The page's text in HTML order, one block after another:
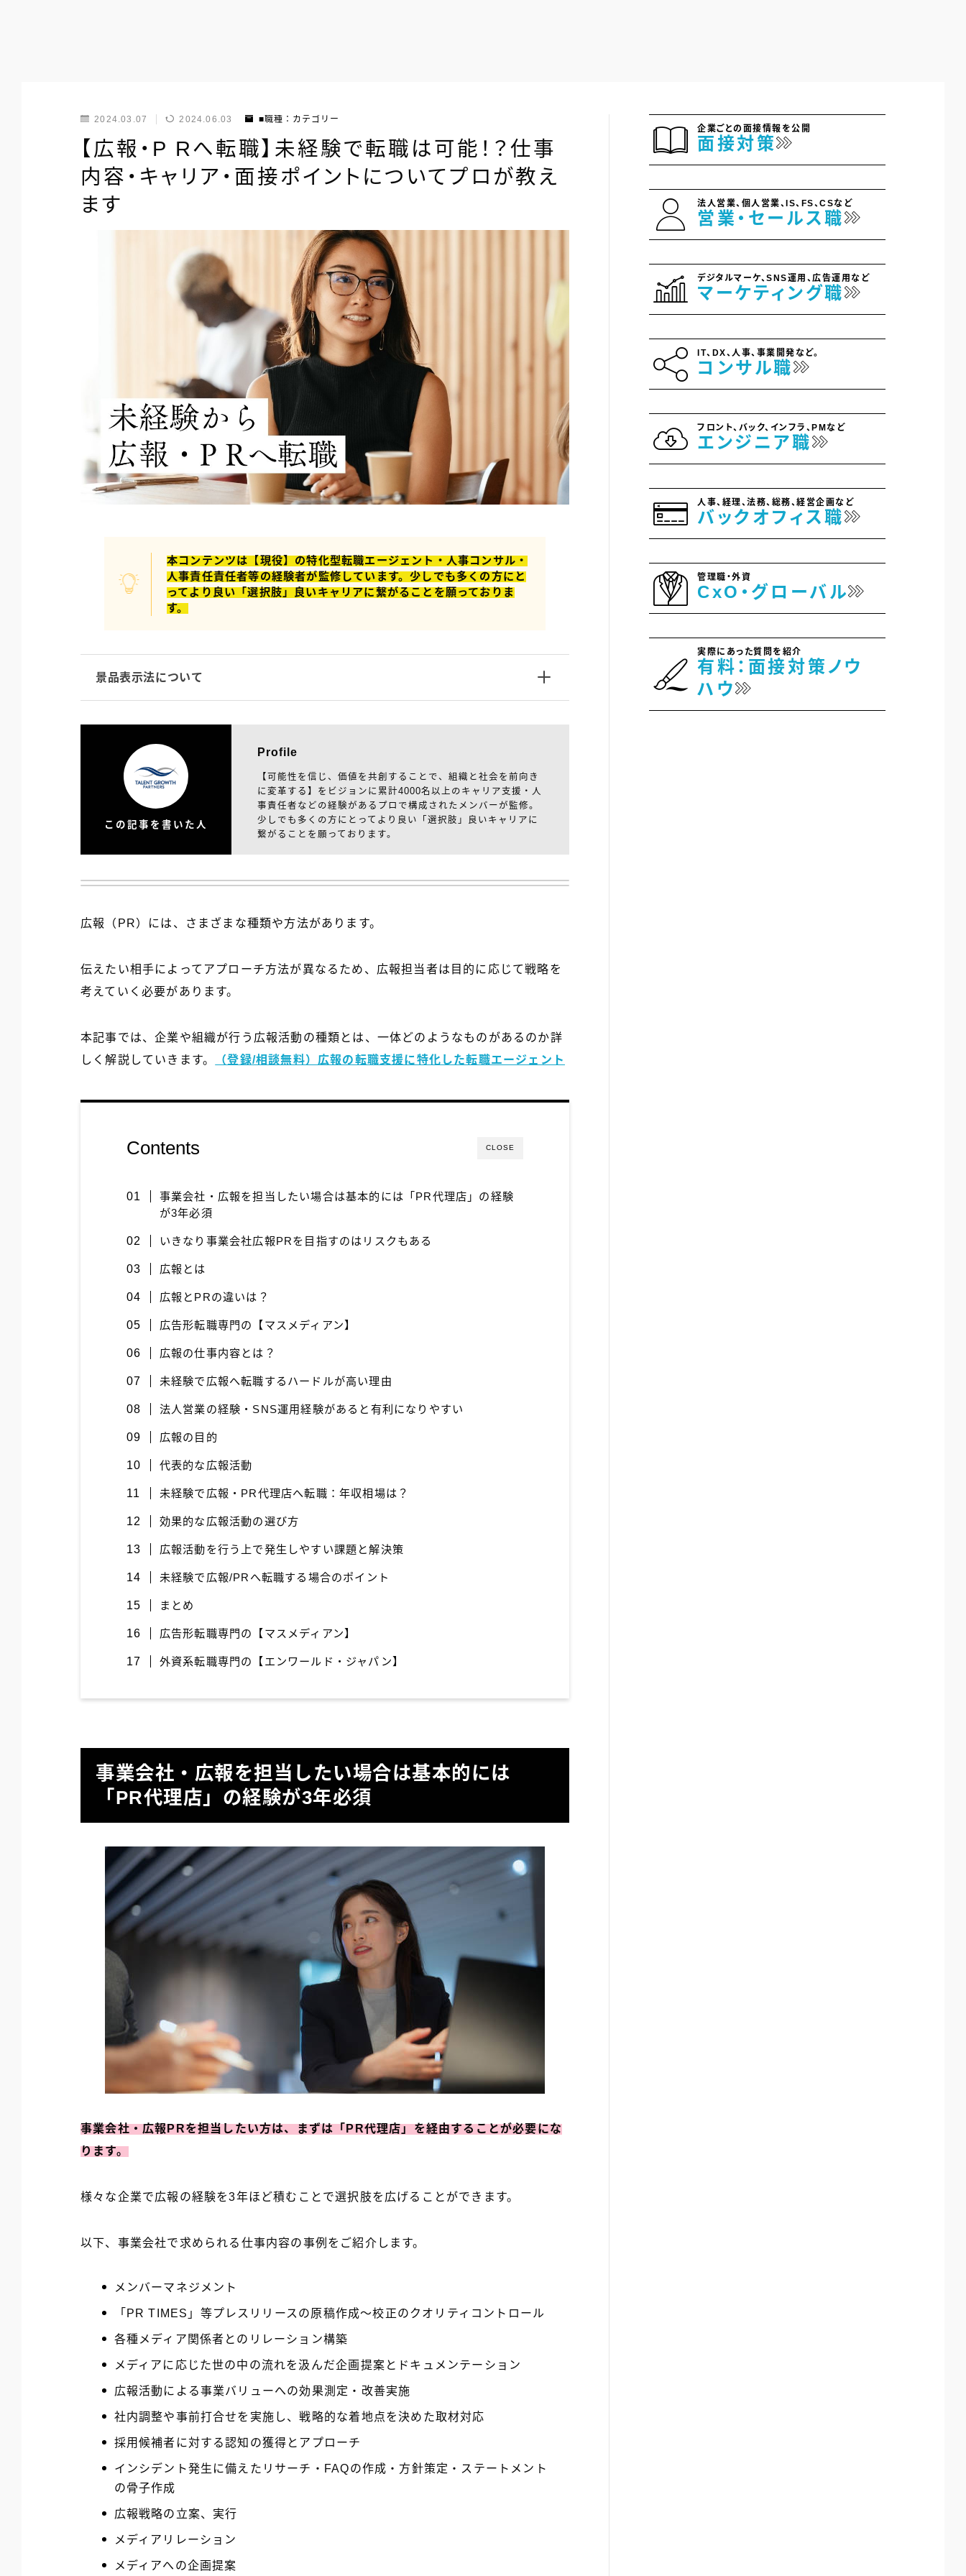
2024.03.07 2024.06.03 ■職種：カテゴリー
【広報・P Rへ転職】未経験で転職は可能！？仕事
内容・キャリア・面接ポイントについてプロが教え
ます
本コンテンツは【現役】の特化型転職エージェント・人事コンサル・
人事責任責任者等の経験者が監修しています。少しでも多くの方にと
ってより良い「選択肢」良いキャリアに繋がることを願っておりま
す。
景品表示法について
この記事を書いた人
Profile
【可能性を信じ、価値を共創することで、組織と社会を前向き
に変革する】をビジョンに累計4000名以上のキャリア支援・人
事責任者などの経験があるプロで構成されたメンバーが監修。
少しでも多くの方にとってより良い「選択肢」良いキャリアに
繋がることを願っております。
広報（PR）には、さまざまな種類や方法があります。
伝えたい相手によってアプローチ方法が異なるため、広報担当者は目的に応じて戦略を
考えていく必要があります。
本記事では、企業や組織が行う広報活動の種類とは、一体どのようなものがあるのか詳
しく解説していきます。
（登録/相談無料）広報の転職支援に特化した転職エージェント
CLOSE
Contents
事業会社・広報を担当したい場合は基本的には「PR代理店」の経験
が3年必須
いきなり事業会社広報PRを目指すのはリスクもある
広報とは
広報とPRの違いは？
広告形転職専門の【マスメディアン】
広報の仕事内容とは？
未経験で広報へ転職するハードルが高い理由
法人営業の経験・SNS運用経験があると有利になりやすい
広報の目的
代表的な広報活動
未経験で広報・PR代理店へ転職：年収相場は？
効果的な広報活動の選び方
広報活動を行う上で発生しやすい課題と解決策
未経験で広報/PRへ転職する場合のポイント
まとめ
広告形転職専門の【マスメディアン】
外資系転職専門の【エンワールド・ジャパン】
事業会社・広報を担当したい場合は基本的には
「PR代理店」の経験が3年必須
事業会社・広報PRを担当したい方は、まずは「PR代理店」を経由することが必要にな
ります。
様々な企業で広報の経験を3年ほど積むことで選択肢を広げることができます。
以下、事業会社で求められる仕事内容の事例をご紹介します。
メンバーマネジメント
「PR TIMES」等プレスリリースの原稿作成〜校正のクオリティコントロール
各種メディア関係者とのリレーション構築
メディアに応じた世の中の流れを汲んだ企画提案とドキュメンテーション
広報活動による事業バリューへの効果測定・改善実施
社内調整や事前打合せを実施し、戦略的な着地点を決めた取材対応
採用候補者に対する認知の獲得とアプローチ
インシデント発生に備えたリサーチ・FAQの作成・方針策定・ステートメント
の骨子作成
広報戦略の立案、実行
メディアリレーション
メディアへの企画提案
企業ごとの面接情報を公開
面接対策
法人営業、個人営業、IS、FS、CSなど
営業・セールス職
デジタルマーケ、SNS運用、広告運用など
マーケティング職
IT、DX、人事、事業開発など。
コンサル職
フロント、バック、インフラ、PMなど
エンジニア職
人事、経理、法務、総務、経営企画など
バックオフィス職
管理職・外資
CxO・グローバル
実際にあった質問を紹介
有料：面接対策ノウ
ハウ